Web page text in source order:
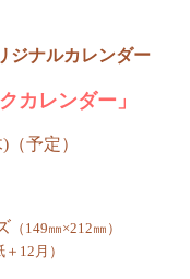
ジナルカレンダー
レンダー」
予定）
（149㎜×212㎜）
＋12月）